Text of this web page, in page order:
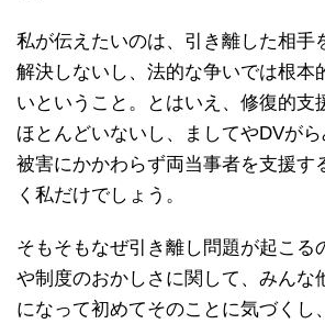
私が伝えたいのは、引き離した相手
解決しないし、法的な争いでは根本
いということ。とはいえ、修復的支
ほとんどいないし、ましてやDVが
被害にかかわらず両当事者を支援す
く私だけでしょう。
そもそもなぜ引き離し問題が起こる
や制度のおかしさに関して、みんな
になって初めてそのことに気づくし